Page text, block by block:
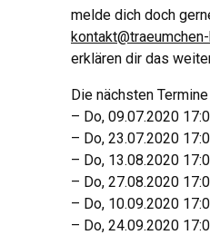
melde dich doch
erklären dir das
Die nächsten
– Do, 09.07.2020
– Do, 23.07.2020
– Do, 13.08.2020
– Do, 27.08.2020
– Do, 10.09.2020
– Do, 24.09.2020